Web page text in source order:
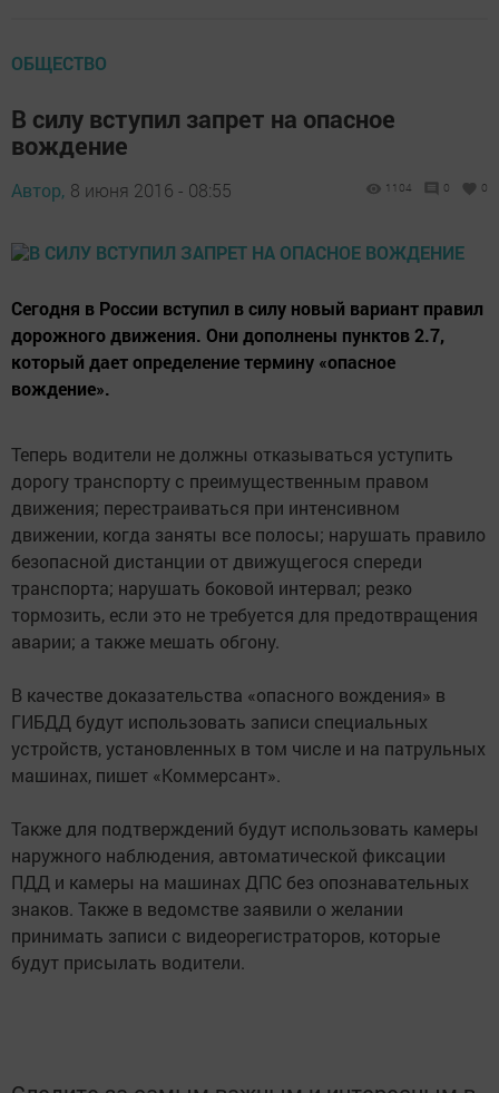
ОБЩЕСТВО
В силу вступил запрет на опасное
вождение
Автор, 8 июня 2016 - 08:55 1104 0 0
Сегодня в России вступил в силу новый вариант правил
дорожного движения. Они дополнены пунктов 2.7,
который дает определение термину «опасное
вождение».
Теперь водители не должны отказываться уступить
дорогу транспорту с преимущественным правом
движения; перестраиваться при интенсивном
движении, когда заняты все полосы; нарушать правило
безопасной дистанции от движущегося спереди
транспорта; нарушать боковой интервал; резко
тормозить, если это не требуется для предотвращения
аварии; а также мешать обгону.
В качестве доказательства «опасного вождения» в
ГИБДД будут использовать записи специальных
устройств, установленных в том числе и на патрульных
машинах, пишет «Коммерсант».
Также для подтверждений будут использовать камеры
наружного наблюдения, автоматической фиксации
ПДД и камеры на машинах ДПС без опознавательных
знаков. Также в ведомстве заявили о желании
принимать записи с видеорегистраторов, которые
будут присылать водители.